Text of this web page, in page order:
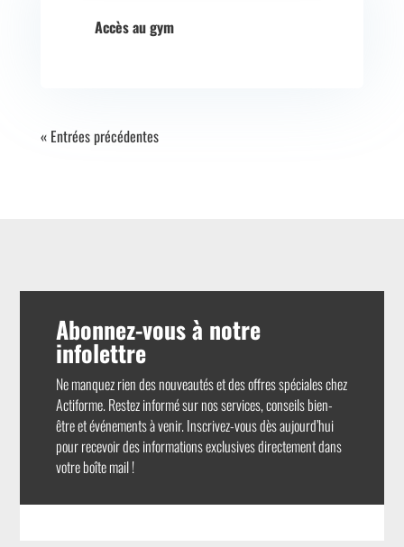
Accès au gym
« Entrées précédentes
Abonnez-vous à notre
infolettre
Ne manquez rien des nouveautés et des offres spéciales chez
Actiforme. Restez informé sur nos services, conseils bien-
être et événements à venir. Inscrivez-vous dès aujourd’hui
pour recevoir des informations exclusives directement dans
votre boîte mail !